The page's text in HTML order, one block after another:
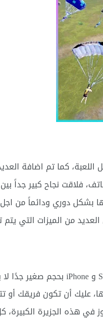
كما تم اضافة
فلاقت نجاح كبير جداً
بشكل دوري ودائماً من
من الميزات التي يتم
عليك أن تكون فريقك أو
في هذه الجزيرة